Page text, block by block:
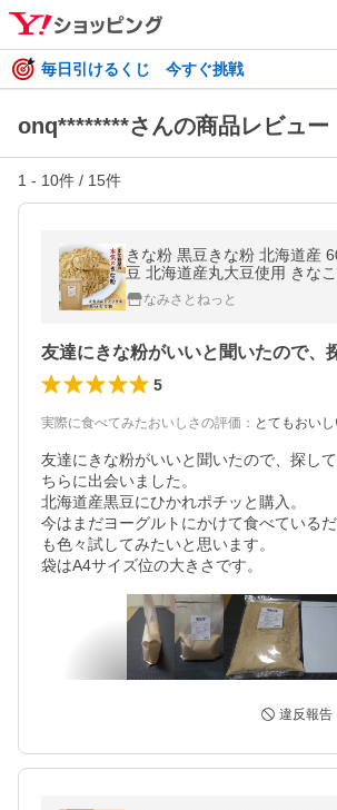
毎日引けるくじ 今すぐ挑戦
onq********さんの商品レビュー
1 - 10件 / 15件
きな粉 黒豆きな粉 北海道産
豆 北海道産丸大豆使用 きな
大容量 黒豆きなこ
なみさとねっと
5
実際に食べてみたおいしさの評価 ： とてもおい
友達にきな粉がいいと聞いたので、探し
ちらに出会いました。
北海道産黒豆にひかれポチッと購入。
今はまだヨーグルトにかけて食べている
も色々試してみたいと思います。
違反報告